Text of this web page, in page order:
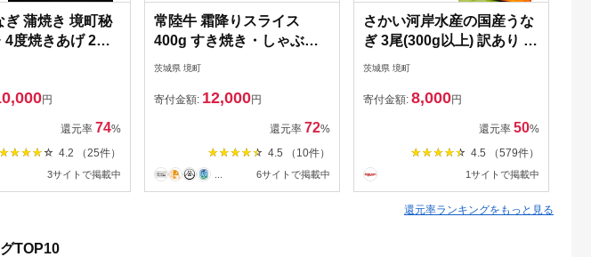
ぎ 蒲焼き 境町秘
4度焼きあげ 2尾
上 K2390
円
還元率 74%
4.2 （25件）
3サイトで掲載中
常陸牛 霜降りスライス
400g すき焼き・しゃぶし
ゃぶ用
茨城県 境町
寄付金額: 12,000円
還元率 72%
4.5 （10件）
6サイトで掲載中
さかい河岸水産の国産うな
ぎ 3尾(300g以上) 訳あり サ
イズ不揃い
茨城県 境町
寄付金額: 8,000円
還元率 50%
4.5 （579件）
1サイトで掲載中
還元率ランキングをもっと見る
TOP10